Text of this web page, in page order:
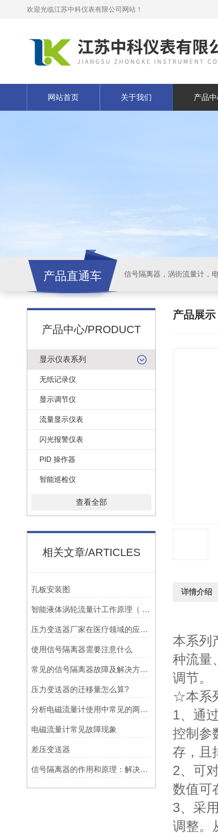
欢迎光临江苏中科仪表有限公司网站！
网站首页 关于我们 产品
产品直通车 信号隔离器，涡街流量计，
产品中心/PRODUCT
显示仪表系列
无纸记录仪
显示调节仪
流量显示仪表
闪光报警仪表
PID 操作器
智能巡检仪
查看全部
相关文章/ARTICLES
孔板安装图
智能液体涡轮流量计工作原理（ 智能液体涡轮流量计优点）
压力变送器厂家在医疗领域的应用与优势
使用信号隔离器需要注意什么
常见的信号隔离器故障及解决方案，你知道吗？
压力变送器的迁移量怎么算?
分析电磁流量计使用中常见的两类故障
电磁流量计常见故障现象
差压变送器
信号隔离器的作用和原理：解决信号干扰问题的有效手段
产品展示
详情介绍
本系列
种流量
调节。
☆本系
1、通
控制参
存，且
2、可
数值可
3、采
调整。